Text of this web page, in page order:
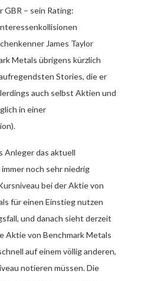
GBR – sein Rating:
James Taylor
Metals übrigens kürzlich
Stories, die er
auch selbst Aktien und
in einer
Anleger das aktuell
noch sehr niedrig
bei der Aktie von
für einen Einstieg nutzen
und danach sieht derzeit
Aktie von Benchmark Metals
auf einem völlig anderen,
notieren müssen. Die